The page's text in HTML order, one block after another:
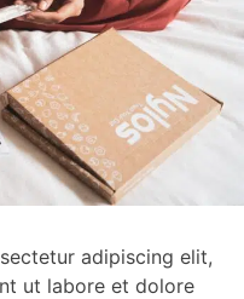
adipiscing elit,
ut labore et dolore